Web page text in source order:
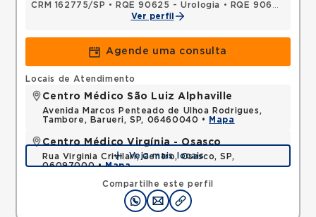
CRM 162775/SP • RQE 90625 - Urologia •
RQE 90626 - Cirurgia geral
Ver perfil
Agende uma consulta
Compartilhe este perfil
Locais de Atendimento
Centro Médico São Luiz Alphaville
Avenida Marcos Penteado de Ulhoa Rodrigues,
Tambore, Barueri, SP, 06460040 •
Mapa
Centro Médico Virgínia - Osasco
Rua Virginia Crivilari, Centro, Osasco, SP,
06097000 •Mapa
Veja mais locais